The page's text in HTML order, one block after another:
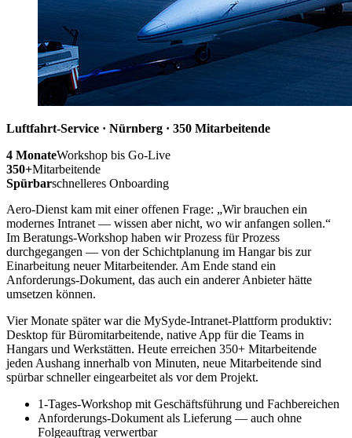
Luftfahrt-Service · Nürnberg · 350 Mitarbeitende
4 MonateWorkshop bis Go-Live
350+Mitarbeitende
Spürbarschnelleres Onboarding
Aero-Dienst kam mit einer offenen Frage: „Wir brauchen ein
modernes Intranet — wissen aber nicht, wo wir anfangen sollen.“
Im Beratungs-Workshop haben wir Prozess für Prozess
durchgegangen — von der Schichtplanung im Hangar bis zur
Einarbeitung neuer Mitarbeitender. Am Ende stand ein
Anforderungs-Dokument, das auch ein anderer Anbieter hätte
umsetzen können.
Vier Monate später war die MySyde-Intranet-Plattform produktiv:
Desktop für Büromitarbeitende, native App für die Teams in
Hangars und Werkstätten. Heute erreichen 350+ Mitarbeitende
jeden Aushang innerhalb von Minuten, neue Mitarbeitende sind
spürbar schneller eingearbeitet als vor dem Projekt.
1-Tages-Workshop mit Geschäftsführung und Fachbereichen
Anforderungs-Dokument als Lieferung — auch ohne
Folgeauftrag verwertbar